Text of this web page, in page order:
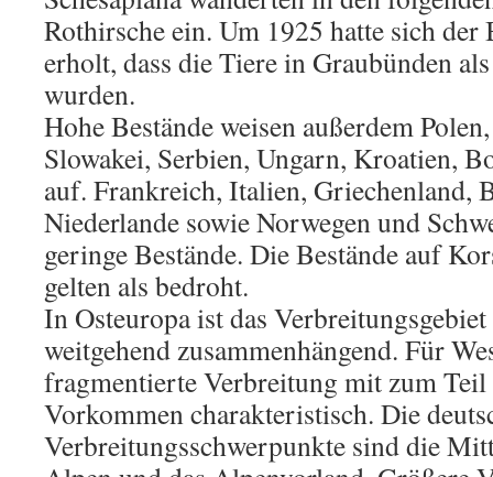
Rothirsche ein. Um 1925 hatte sich der
erholt, dass die Tiere in Graubünden als
wurden.
Hohe Bestände weisen außerdem
Slowakei, Serbien, Ungarn, Kroatien,
auf. Frankreich, Italien, Griechenland,
Niederlande sowie Norwegen und
geringe Bestände. Die Bestände auf
gelten als bedroht.
In Osteuropa ist das
weitgehend zusammenhängend. Für
fragmentierte Verbreitung mit zum
Vorkommen charakteristisch. Die
Verbreitungsschwerpunkte sind die